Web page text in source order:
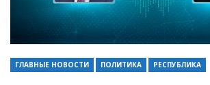
ГЛАВНЫЕ НОВОСТИ ПОЛИТИКА РЕСПУБЛИКА